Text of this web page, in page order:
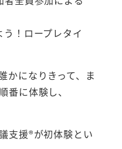
う！ロープレタイ
かになりきって、ま
番に体験し、
支援®︎が初体験とい